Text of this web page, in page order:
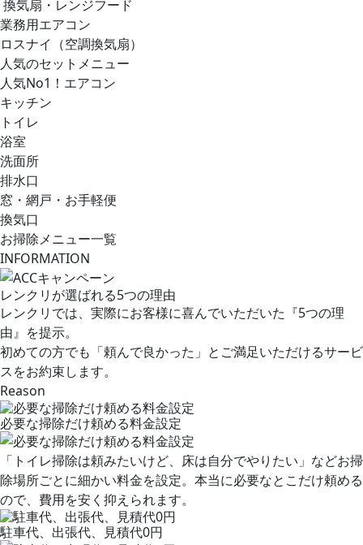
換気扇・レンジフード
業務用エアコン
ロスナイ（空調換気扇）
人気のセットメニュー
人気No1！エアコン
キッチン
トイレ
浴室
洗面所
排水口
窓・網戸・お手軽便
換気口
お掃除メニュー一覧
INFORMATION
レンクリが選ばれる5つの理由
レンクリでは、実際にお客様に喜んでいただいた『5つの理
由』を提示。
初めての方でも「頼んで良かった」とご満足いただけるサービ
スをお約束します。
Reason
必要な掃除だけ頼める料金設定
「トイレ掃除は頼みたいけど、床は自分でやりたい」などお掃
除場所ごとに細かい料金を設定。本当に必要なとこだけ頼める
ので、費用を安く抑えられます。
駐車代、出張代、見積代0円